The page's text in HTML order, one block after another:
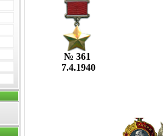
№ 361
7.4.1940